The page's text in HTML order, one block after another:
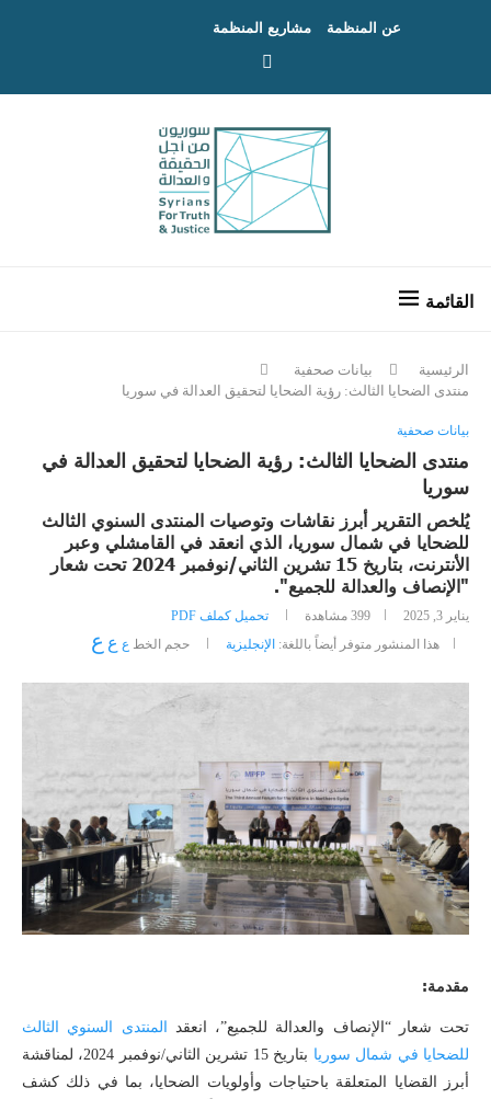
عن المنظمة مشاريع المنظمة
الرئيسية
بيانات صحفية
منتدى الضحايا الثالث: رؤية الضحايا لتحقيق العدالة في سوريا
بيانات صحفية
منتدى الضحايا الثالث: رؤية الضحايا لتحقيق العدالة في
سوريا
يُلخص التقرير أبرز نقاشات وتوصيات المنتدى السنوي الثالث
للضحايا في شمال سوريا، الذي انعقد في القامشلي وعبر
الأنترنت، بتاريخ 15 تشرين الثاني/نوفمبر 2024 تحت شعار
"الإنصاف والعدالة للجميع".
يناير 3, 2025 399 مشاهدة
تحميل كملف PDF
هذا المنشور متوفر أيضاً باللغة: الإنجليزية حجم الخط ع ع ع
مقدمة:
تحت شعار “الإنصاف والعدالة للجميع”، انعقد
المنتدى السنوي الثالث
للضحايا في شمال سوريا
بتاريخ 15 تشرين الثاني/نوفمبر 2024، لمناقشة
أبرز القضايا المتعلقة باحتياجات وأولويات الضحايا، بما في ذلك كشف